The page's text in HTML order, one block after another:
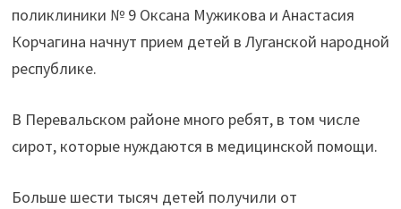
поликлиники № 9 Оксана Мужикова и Анастасия
Корчагина начнут прием детей в Луганской народной
республике.
В Перевальском районе много ребят, в том числе
сирот, которые нуждаются в медицинской помощи.
Больше шести тысяч детей получили от